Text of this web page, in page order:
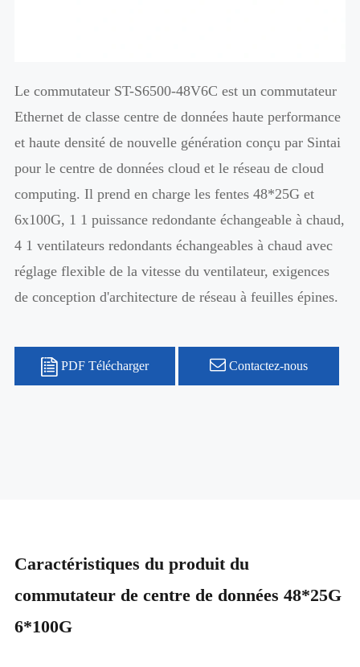
Le commutateur ST-S6500-48V6C est un commutateur
Ethernet de classe centre de données haute performance
et haute densité de nouvelle génération conçu par Sintai
pour le centre de données cloud et le réseau de cloud
computing. Il prend en charge les fentes 48*25G et
6x100G, 1 1 puissance redondante échangeable à chaud,
4 1 ventilateurs redondants échangeables à chaud avec
réglage flexible de la vitesse du ventilateur, exigences
de conception d'architecture de réseau à feuilles épines.
PDF Télécharger Contactez-nous
Caractéristiques du produit du
commutateur de centre de données 48*25G
6*100G